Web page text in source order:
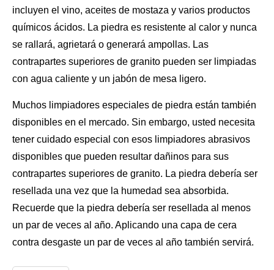
incluyen el vino, aceites de mostaza y varios productos
químicos ácidos. La piedra es resistente al calor y nunca
se rallará, agrietará o generará ampollas. Las
contrapartes superiores de granito pueden ser limpiadas
con agua caliente y un jabón de mesa ligero.
Muchos limpiadores especiales de piedra están también
disponibles en el mercado. Sin embargo, usted necesita
tener cuidado especial con esos limpiadores abrasivos
disponibles que pueden resultar dañinos para sus
contrapartes superiores de granito. La piedra debería ser
resellada una vez que la humedad sea absorbida.
Recuerde que la piedra debería ser resellada al menos
un par de veces al año. Aplicando una capa de cera
contra desgaste un par de veces al año también servirá.